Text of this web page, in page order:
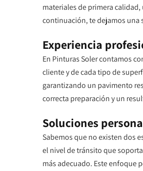
materiales de primera
continuación, te dejamos una
Experiencia
En Pinturas Soler contamos
cliente y de cada tipo de
garantizando un pavimento
correcta preparación y un
Soluciones
Sabemos que no existen dos
el nivel de tránsito que
más adecuado. Este enfoque